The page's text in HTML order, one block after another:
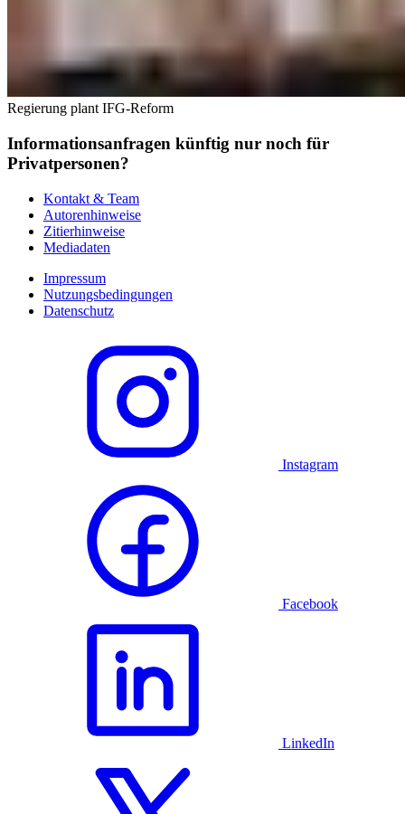
Regierung plant IFG-Reform
Informationsanfragen künftig nur noch für
Privatpersonen?
Kontakt & Team
Autorenhinweise
Zitierhinweise
Mediadaten
Impressum
Nutzungsbedingungen
Datenschutz
Instagram
Facebook
LinkedIn